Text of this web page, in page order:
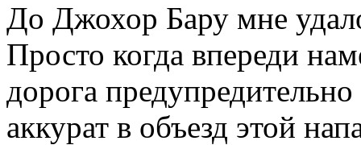
До Джохор Бару мне
Просто когда впереди
дорога
аккурат в объезд этой